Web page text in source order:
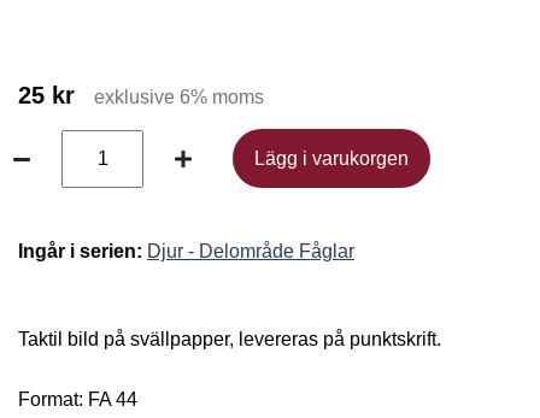
25 kr exklusive 6% moms
Lägg i varukorgen
Lägg i varukorgen
Ingår i serien: Djur - Delområde Fåglar
Taktil bild på svällpapper, levereras på punktskrift.
Format: FA 44